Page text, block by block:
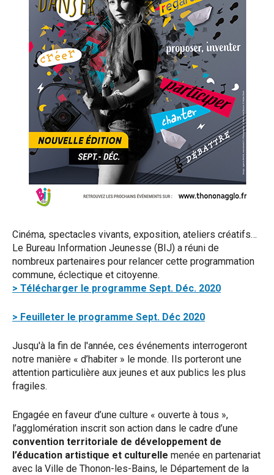
Cinéma, spectacles vivants, exposition, ateliers créatifs…
Le Bureau Information Jeunesse (BIJ) a réuni de
nombreux partenaires pour relancer cette programmation
commune, éclectique et citoyenne.
> Télécharger le programme Sept. Déc. 2020
> Feuilleter le programme Sept. Déc 2020
Jusqu'à la fin de l'année, ces événements interrogeront
notre manière « d’habiter » le monde. Ils porteront une
attention particulière aux jeunes et aux publics les plus
fragiles.
Engagée en faveur d’une culture « ouverte à tous »,
l’agglomération inscrit son action dans le cadre d’une
convention territoriale de développement de
l’éducation artistique et culturelle menée en partenariat
avec la Ville de Thonon-les-Bains, le Département de la